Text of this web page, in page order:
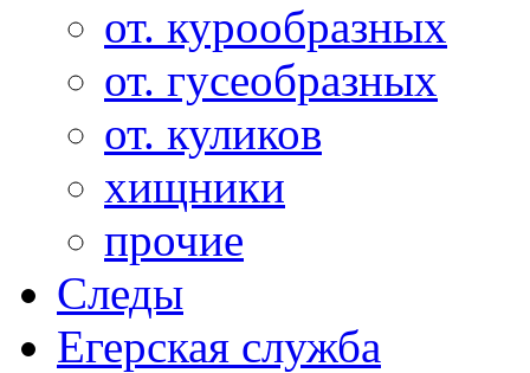
от. курообразных
от. гусеобразных
от. куликов
хищники
прочие
Следы
Егерская служба